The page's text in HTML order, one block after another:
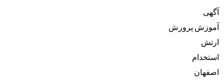
آگهی
آموزش پرورش
ارتش
استخدام
اصفهان